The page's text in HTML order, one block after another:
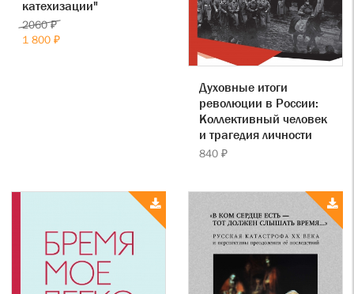
катехизации"
2060 ₽
1 800 ₽
Духовные итоги
революции в России:
Коллективный человек
и трагедия личности
840 ₽